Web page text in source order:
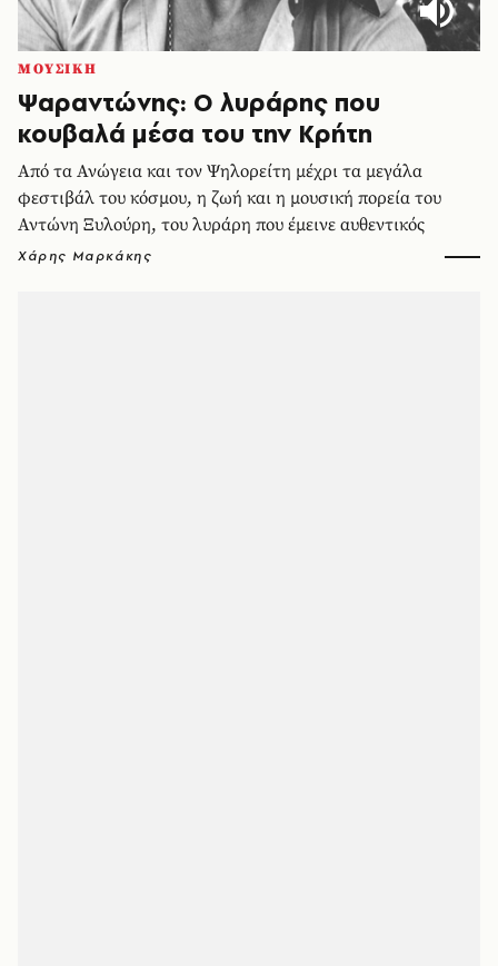
ΜΟΥΣΙΚΗ
Ψαραντώνης: Ο λυράρης που
κουβαλά μέσα του την Κρήτη
Από τα Ανώγεια και τον Ψηλορείτη μέχρι τα μεγάλα
φεστιβάλ του κόσμου, η ζωή και η μουσική πορεία του
Αντώνη Ξυλούρη, του λυράρη που έμεινε αυθεντικός
Χάρης Μαρκάκης